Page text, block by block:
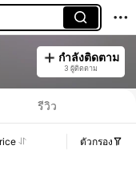
กำลังติดตาม
3 ผู้ติดตาม
รีวิว
ตัวกรอง